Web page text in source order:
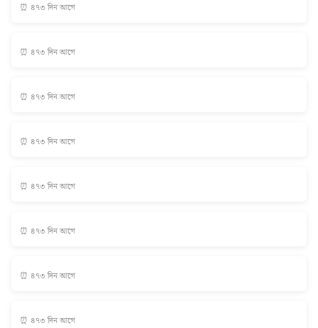
⏰ ৪৭৩ দিন আগে
⏰ ৪৭৩ দিন আগে
⏰ ৪৭৩ দিন আগে
⏰ ৪৭৩ দিন আগে
⏰ ৪৭৩ দিন আগে
⏰ ৪৭৩ দিন আগে
⏰ ৪৭৩ দিন আগে
⏰ ৪৭৩ দিন আগে